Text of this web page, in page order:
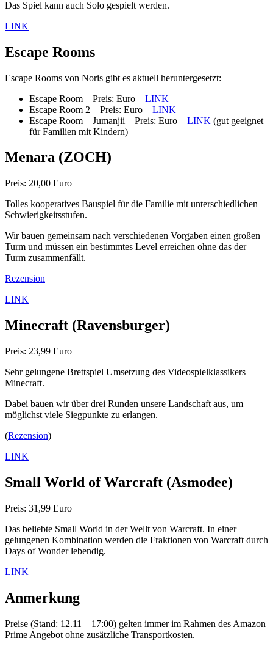
Das Spiel kann auch Solo gespielt werden.
LINK
Escape Rooms
Escape Rooms von Noris gibt es aktuell heruntergesetzt:
Escape Room – Preis: Euro – LINK
Escape Room 2 – Preis: Euro – LINK
Escape Room – Jumanjii – Preis: Euro – LINK (gut geeignet
für Familien mit Kindern)
Menara (ZOCH)
Preis: 20,00 Euro
Tolles kooperatives Bauspiel für die Familie mit unterschiedlichen
Schwierigkeitsstufen.
Wir bauen gemeinsam nach verschiedenen Vorgaben einen großen
Turm und müssen ein bestimmtes Level erreichen ohne das der
Turm zusammenfällt.
Rezension
LINK
Minecraft (Ravensburger)
Preis: 23,99 Euro
Sehr gelungene Brettspiel Umsetzung des Videospielklassikers
Minecraft.
Dabei bauen wir über drei Runden unsere Landschaft aus, um
möglichst viele Siegpunkte zu erlangen.
(Rezension)
LINK
Small World of Warcraft (Asmodee)
Preis: 31,99 Euro
Das beliebte Small World in der Wellt von Warcraft. In einer
gelungenen Kombination werden die Fraktionen von Warcraft durch
Days of Wonder lebendig.
LINK
Anmerkung
Preise (Stand: 12.11 – 17:00) gelten immer im Rahmen des Amazon
Prime Angebot ohne zusätzliche Transportkosten.